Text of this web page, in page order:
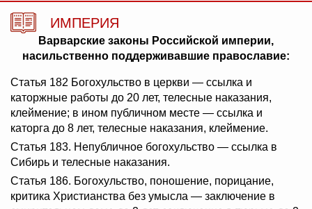
ИМПЕРИЯ
Варварские законы Российской империи,
насильственно поддерживавшие православие:
Статья 182 Богохульство в церкви — ссылка и
каторжные работы до 20 лет, телесные наказания,
клеймение; в ином публичном месте — ссылка и
каторга до 8 лет, телесные наказания, клеймение.
Статья 183. Непубличное богохульство — ссылка в
Сибирь и телесные наказания.
Статья 186. Богохульство, поношение, порицание,
критика Христианства без умысла — заключение в